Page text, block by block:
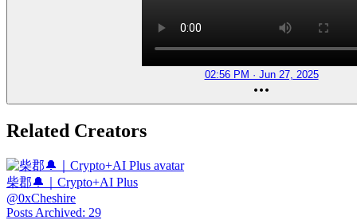
02:56 PM · Jun 27, 2025
Related Creators
柴郡🔔｜Crypto+AI Plus
@0xCheshire
Posts Archived: 29